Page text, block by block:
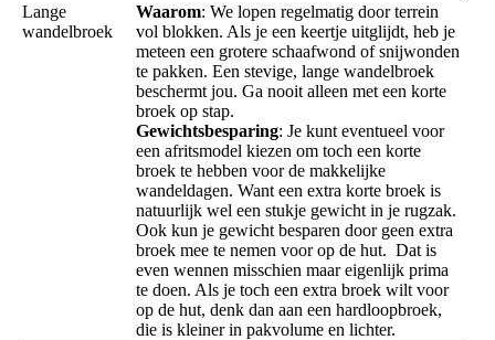
Lange
wandelbroek
Waarom: We lopen regelmatig door terrein
vol blokken. Als je een keertje uitglijdt, heb je
meteen een grotere schaafwond of snijwonden
te pakken. Een stevige, lange wandelbroek
beschermt jou. Ga nooit alleen met een korte
broek op stap.
Gewichtsbesparing: Je kunt eventueel voor
een afritsmodel kiezen om toch een korte
broek te hebben voor de makkelijke
wandeldagen. Want een extra korte broek is
natuurlijk wel een stukje gewicht in je rugzak.
Ook kun je gewicht besparen door geen extra
broek mee te nemen voor op de hut. Dat is
even wennen misschien maar eigenlijk prima
te doen. Als je toch een extra broek wilt voor
op de hut, denk dan aan een hardloopbroek,
die is kleiner in pakvolume en lichter.